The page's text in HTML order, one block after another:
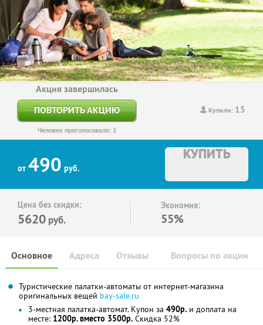
Купили: 15
Акция завершилась
ПОВТОРИТЬ АКЦИЮ
Человек проголосовало: 1
от 490 руб.
КУПИТЬ
Цена без скидки:
5620 руб.
Экономия:
55%
Основное Отзывы Вопросы по акции
Адреса
Туристические палатки-автоматы от интернет-магазина
оригинальных вещей bay-sale.ru
3-местная палатка-автомат. Купон за 490р. и доплата на
месте: 1200р. вместо 3500р. Скидка 52%